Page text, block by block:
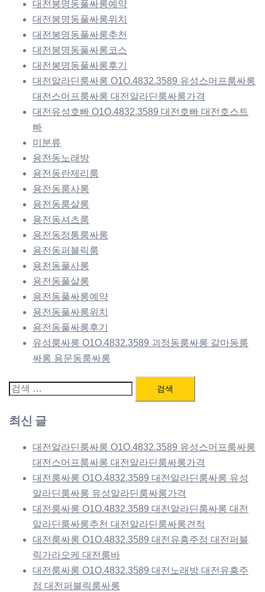
대전봉명동풀싸롱예약
대전봉명동풀싸롱위치
대전봉명동풀싸롱추천
대전봉명동풀싸롱코스
대전봉명동풀싸롱후기
대전알라딘룸싸롱 O1O.4832.3589 유성스머프룸싸롱
대전스머프룸싸롱 대전알라딘룸싸롱가격
대전유성호빠 O1O.4832.3589 대전호빠 대전호스트
빠
미분류
용전동노래방
용전동란제리룸
용전동룸사롱
용전동룸살롱
용전동셔츠룸
용전동정통룸싸롱
용전동퍼블릭룸
용전동풀사롱
용전동풀살롱
용전동풀싸롱예약
용전동풀싸롱위치
용전동풀싸롱후기
유성룸싸롱 O1O.4832.3589 괴정동룸싸롱 갈마동룸
싸롱 용문동룸싸롱
검
최신 글
대전알라딘룸싸롱 O1O.4832.3589 유성스머프룸싸롱
대전스머프룸싸롱 대전알라딘룸싸롱가격
대전룸싸롱 O1O.4832.3589 대전알라딘룸싸롱 유성
알라딘룸싸롱 유성알라딘룸싸롱가격
대전룸싸롱 O1O.4832.3589 대전알라딘룸싸롱 대전
알라딘룸싸롱추천 대전알라딘룸싸롱견적
대전룸싸롱 O1O.4832.3589 대전유흥주점 대전퍼블
릭가라오케 대전룸바
대전룸싸롱 O1O.4832.3589 대전노래방 대전유흥주
점 대전퍼블릭룸싸롱